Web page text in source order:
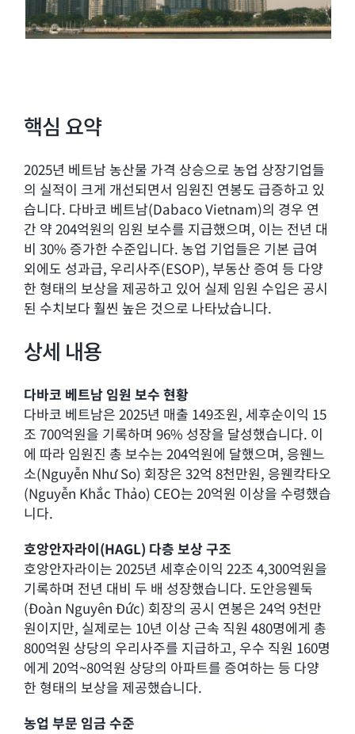
핵심 요약
2025년 베트남 농산물 가격 상승으로 농업 상장기업들
의 실적이 크게 개선되면서 임원진 연봉도 급증하고 있
습니다. 다바코 베트남(Dabaco Vietnam)의 경우 연
간 약 204억원의 임원 보수를 지급했으며, 이는 전년 대
비 30% 증가한 수준입니다. 농업 기업들은 기본 급여
외에도 성과급, 우리사주(ESOP), 부동산 증여 등 다양
한 형태의 보상을 제공하고 있어 실제 임원 수입은 공시
된 수치보다 훨씬 높은 것으로 나타났습니다.
상세 내용
다바코 베트남 임원 보수 현황
다바코 베트남은 2025년 매출 149조원, 세후순이익 15
조 700억원을 기록하며 96% 성장을 달성했습니다. 이
에 따라 임원진 총 보수는 204억원에 달했으며, 응웬느
소(Nguyễn Như So) 회장은 32억 8천만원, 응웬칵타오
(Nguyễn Khắc Thảo) CEO는 20억원 이상을 수령했습
니다.
호앙안자라이(HAGL) 다층 보상 구조
호앙안자라이는 2025년 세후순이익 22조 4,300억원을
기록하며 전년 대비 두 배 성장했습니다. 도안응웬둑
(Đoàn Nguyên Đức) 회장의 공시 연봉은 24억 9천만
원이지만, 실제로는 10년 이상 근속 직원 480명에게 총
800억원 상당의 우리사주를 지급하고, 우수 직원 160명
에게 20억~80억원 상당의 아파트를 증여하는 등 다양
한 형태의 보상을 제공했습니다.
농업 부문 임금 수준